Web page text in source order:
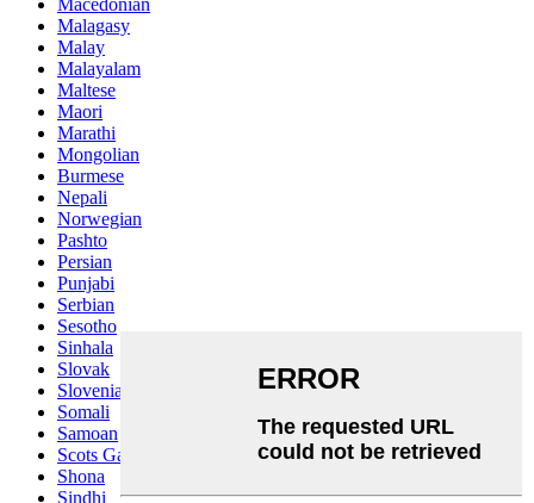
Macedonian
Malagasy
Malay
Malayalam
Maltese
Maori
Marathi
Mongolian
Burmese
Nepali
Norwegian
Pashto
Persian
Punjabi
Serbian
Sesotho
Sinhala
Slovak
Slovenian
Somali
Samoan
Scots Gaelic
Shona
Sindhi